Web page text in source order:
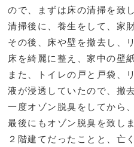
ので、まずは床の清掃を致
清掃後に、養生をして、家
その後、床や壁を撤去し、
床を綺麗に整え、家中の壁
また、トイレの戸と戸袋、
液が浸透していたので、撤
一度オゾン脱臭をしてから
最後にもオゾン脱臭を致し
２階建てだったことと、亡